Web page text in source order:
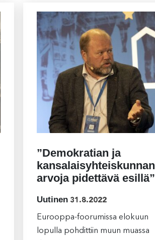
”Demokratian ja
kansalaisyhteiskunnan
arvoja pidettävä esillä”
Uutinen 31.8.2022
Eurooppa-foorumissa elokuun
lopulla pohdittiin muun muassa